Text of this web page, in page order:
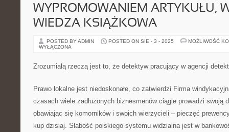
WYPROMOWANIEM ARTYKUŁU,
WIEDZA KSIĄŻKOWA
POSTED BY ADMIN POSTED ON SIE - 3 - 2025
MOŻLIWOŚĆ
WYŁĄCZONA
Zrozumiałą rzeczą jest to, że detektyw pracujący w agencji
Prawo lokalne jest niedoskonałe, co zatwierdzi Firma
czasach wiele zadłużonych biznesmenów ciągle prowadzi swoją
obawiając się komorników i swoich wierzycieli – pieczęć
kup dzisiaj. Słabość polskiego systemu widzialna jest w